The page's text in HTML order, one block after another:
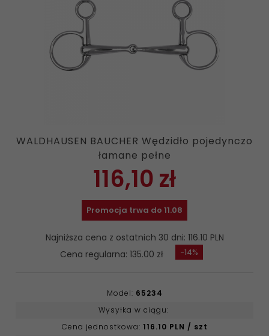
WALDHAUSEN BAUCHER Wędzidło pojedynczo
łamane pełne
-14%
116,10 zł
Promocja trwa do 11.08
Najniższa cena z ostatnich 30 dni: 116.10 PLN
Cena regularna: 135.00 zł
Model: 65234
Wysyłka w ciągu:
Cena jednostkowa: 116.10 PLN / szt